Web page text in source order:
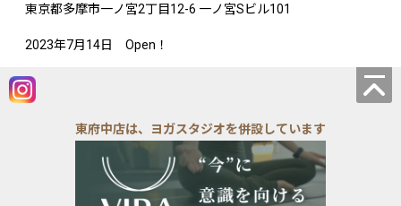
東京都多摩市一ノ宮2丁目12-6 一ノ宮Sビル101
2023年7月14日 Open！
東府中店は、ヨガスタジオを併設しています